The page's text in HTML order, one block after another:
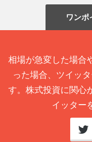
ワンポ
相場が急変した場合
った場合、ツイッ
す。株式投資に関心
イッター